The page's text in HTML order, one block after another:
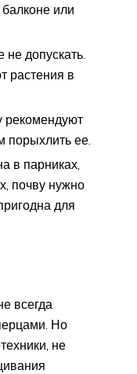
или
не допускать.
растения в
рекомендуют
порыхлить ее.
в парниках,
почву нужно
для
всегда
Но
не